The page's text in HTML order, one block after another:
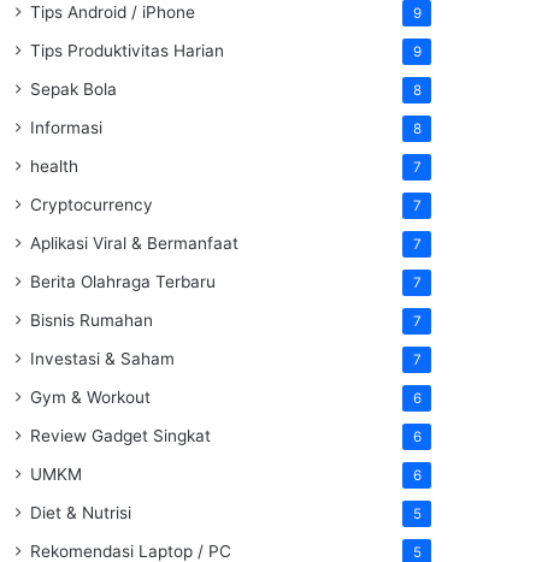
Tips Android / iPhone 9
Tips Produktivitas Harian 9
Sepak Bola 8
Informasi 8
health 7
Cryptocurrency 7
Aplikasi Viral & Bermanfaat 7
Berita Olahraga Terbaru 7
Bisnis Rumahan 7
Investasi & Saham 7
Gym & Workout 6
Review Gadget Singkat 6
UMKM 6
Diet & Nutrisi 5
Rekomendasi Laptop / PC 5